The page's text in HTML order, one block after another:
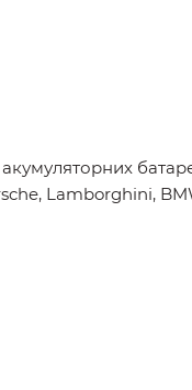
Lamborghini,